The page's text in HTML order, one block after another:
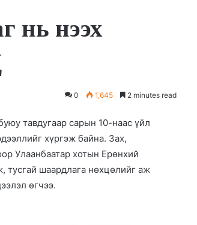
нь нээх
0 1,645 2 minutes read
тавдугаар сарын 10-наас үйл
хүргэж байна. Зах,
Улаанбаатар хотын Ерөнхий
тусгай шаардлага нөхцөлийг аж
өгчээ.